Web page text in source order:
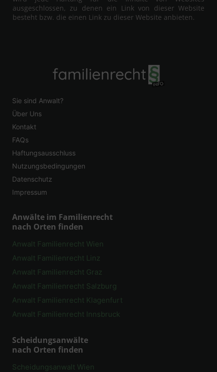
ausgeschlossen, zu denen ein Link von dieser Website
besteht bzw. die einen Link zu dieser Website anbieten.
Sie sind Anwalt?
Über Uns
Kontakt
FAQs
Haftungsausschluss
Nutzungsbedingungen
Datenschutz
Impressum
Anwälte im Familienrecht
nach Orten finden
Anwalt Familienrecht Wien
Anwalt Familienrecht Linz
Anwalt Familienrecht Graz
Anwalt Familienrecht Salzburg
Anwalt Familienrecht Klagenfurt
Anwalt Familienrecht Innsbruck
Scheidungsanwälte
nach Orten finden
Scheidungsanwalt Wien